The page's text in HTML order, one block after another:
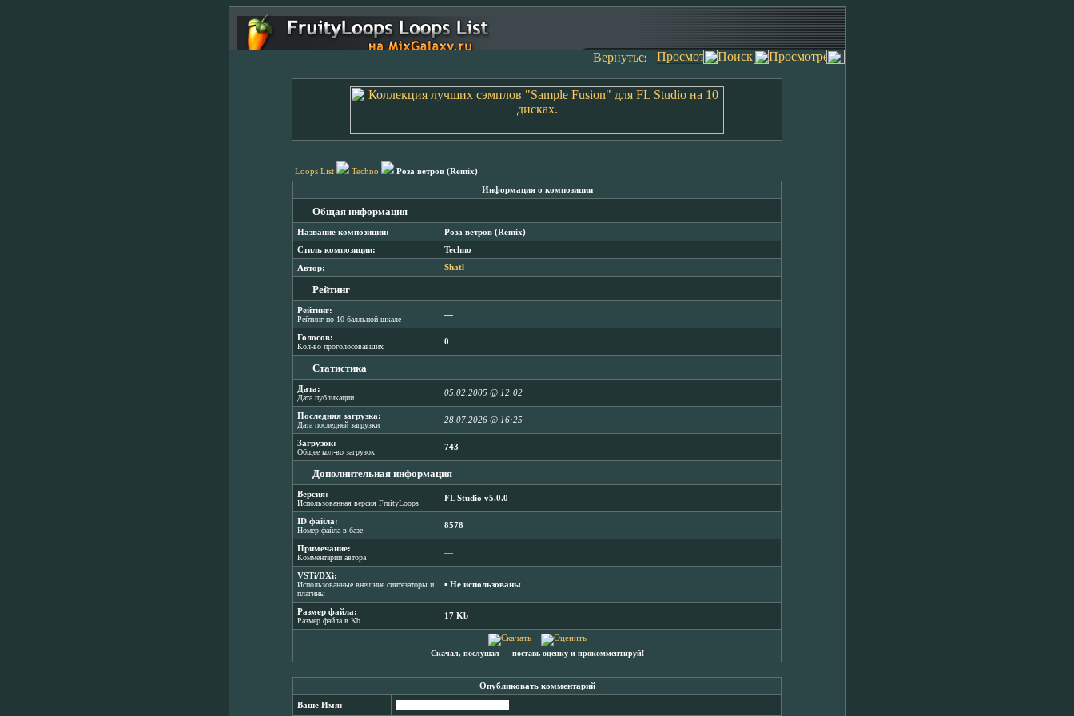
Loops List Techno Роза ветров (Remix)
Информация о композиции
Общая информация
Название композиции: Роза ветров (Remix)
Стиль композиции: Techno
Автор: Shatl
Рейтинг
Рейтинг:
Рейтинг по 10-балльной шкале
―
Голосов:
Кол-во проголосовавших
0
Статистика
Дата:
Дата публикации
05.02.2005 @ 12:02
Последняя загрузка:
Дата последней загрузки
28.07.2026 @ 16:25
Загрузок:
Общее кол-во загрузок
743
Дополнительная информация
Версия:
Использованная версия FruityLoops
FL Studio v5.0.0
ID файла:
Номер файла в базе
8578
Примечание:
Комментарии автора
―
VSTi/DXi:
Использованные внешние синтезаторы и
плагины
▪ Не использованы
Размер файла:
Размер файла в Kb
17 Kb
Скачал, послушал ― поставь оценку и прокомментируй!
Опубликовать комментарий
Ваше Имя: